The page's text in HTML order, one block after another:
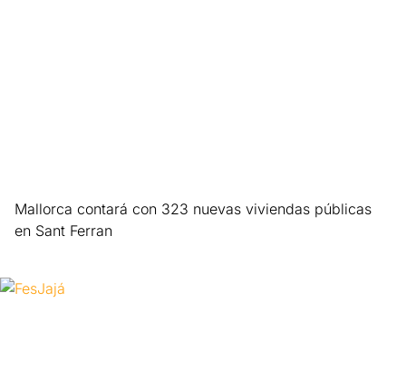
Mallorca contará con 323 nuevas viviendas públicas
en Sant Ferran